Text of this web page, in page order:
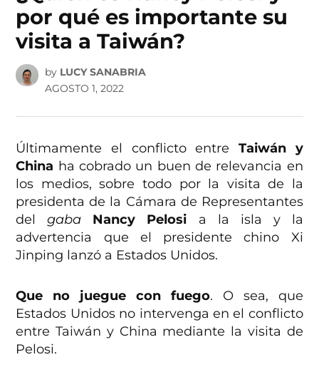
por qué es importante su
visita a Taiwán?
by LUCY SANABRIA
AGOSTO 1, 2022
Últimamente el conflicto entre Taiwán y
China ha cobrado un buen de relevancia en
los medios, sobre todo por la visita de la
presidenta de la Cámara de Representantes
delgaba Nancy Pelosi a la isla y la
advertencia que el presidente chino Xi
Jinping lanzó a Estados Unidos.
Que no juegue con fuego. O sea, que
Estados Unidos no intervenga en el conflicto
entre Taiwán y China mediante la visita de
Pelosi.